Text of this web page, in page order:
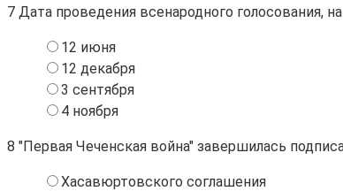
7 Дата проведения всенародного голосования,
12 июня
12 декабря
3 сентября
4 ноября
8 "Первая Чеченская война" завершилась
Хасавюртовского соглашения